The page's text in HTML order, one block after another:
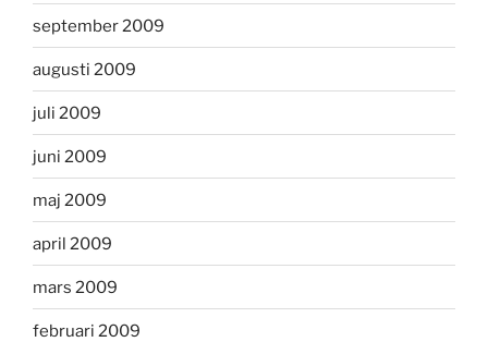
september 2009
augusti 2009
juli 2009
juni 2009
maj 2009
april 2009
mars 2009
februari 2009